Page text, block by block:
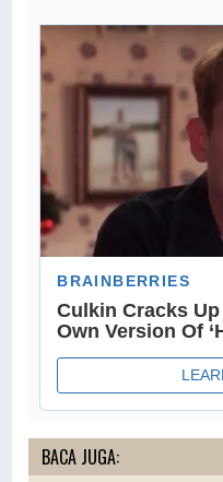
BACA JUGA: